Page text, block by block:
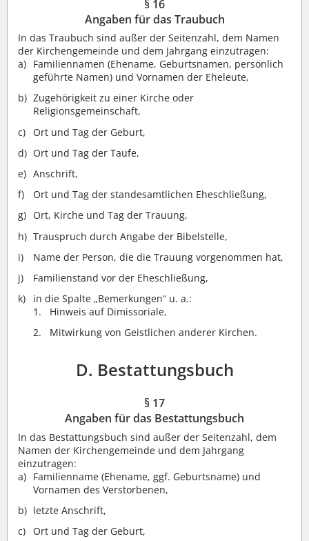
§ 16
Angaben für das Traubuch
In das Traubuch sind außer der Seitenzahl, dem Namen
der Kirchengemeinde und dem Jahrgang einzutragen:
Familiennamen (Ehename, Geburtsnamen, persönlich
geführte Namen) und Vornamen der Eheleute,
Zugehörigkeit zu einer Kirche oder
Religionsgemeinschaft,
Ort und Tag der Geburt,
Ort und Tag der Taufe,
Anschrift,
Ort und Tag der standesamtlichen Eheschließung,
Ort, Kirche und Tag der Trauung,
Trauspruch durch Angabe der Bibelstelle,
Name der Person, die die Trauung vorgenommen hat,
Familienstand vor der Eheschließung,
in die Spalte „Bemerkungen“ u. a.:
Hinweis auf Dimissoriale,
Mitwirkung von Geistlichen anderer Kirchen.
D. Bestattungsbuch
§ 17
Angaben für das Bestattungsbuch
In das Bestattungsbuch sind außer der Seitenzahl, dem
Namen der Kirchengemeinde und dem Jahrgang
einzutragen:
Familienname (Ehename, ggf. Geburtsname) und
Vornamen des Verstorbenen,
letzte Anschrift,
Ort und Tag der Geburt,